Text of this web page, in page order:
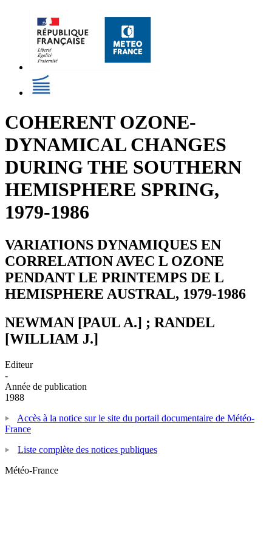
COHERENT OZONE-
DYNAMICAL CHANGES
DURING THE SOUTHERN
HEMISPHERE SPRING,
1979-1986
VARIATIONS DYNAMIQUES EN
CORRELATION AVEC L OZONE
PENDANT LE PRINTEMPS DE L
HEMISPHERE AUSTRAL, 1979-1986
NEWMAN [PAUL A.] ; RANDEL
[WILLIAM J.]
Editeur
-
Année de publication
1988
Accès à la notice sur le site du portail documentaire de Météo-
France
Liste complète des notices publiques
Météo-France